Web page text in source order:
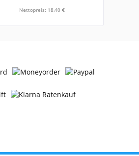
Nettopreis: 18,40 €